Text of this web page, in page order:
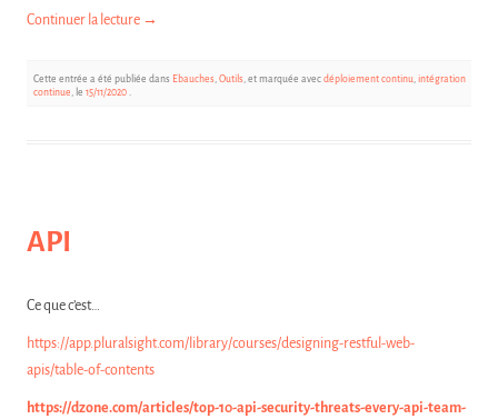
Continuer la lecture →
Cette entrée a été publiée dans Ebauches, Outils, et marquée avec déploiement continu, intégration
continue , le 15/11/2020 .
API
Ce que c’est…
https://app.pluralsight.com/library/courses/designing-restful-web-
apis/table-of-contents
https://dzone.com/articles/top-10-api-security-threats-every-api-team-